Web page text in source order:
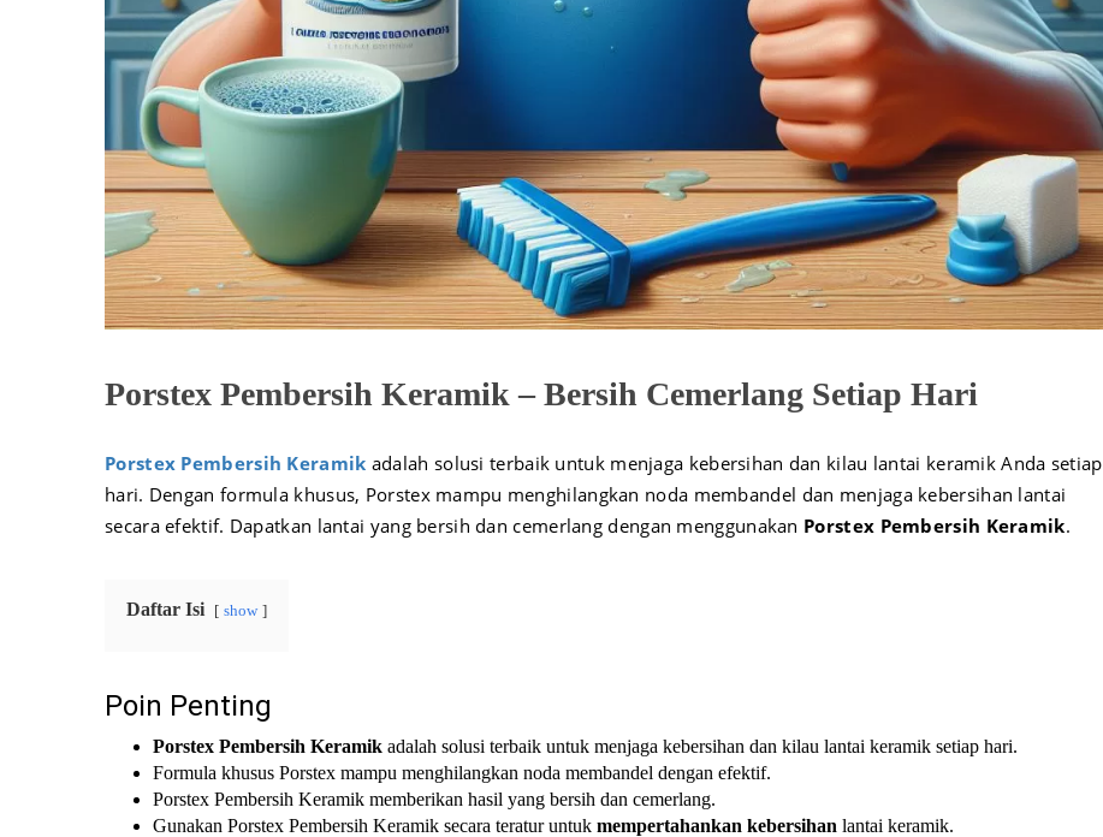
Porstex Pembersih Keramik – Bersih Cemerlang Setiap Hari
Porstex Pembersih Keramik adalah solusi terbaik untuk menjaga kebersihan dan kilau lantai keramik Anda setiap
hari. Dengan formula khusus, Porstex mampu menghilangkan noda membandel dan menjaga kebersihan lantai
secara efektif. Dapatkan lantai yang bersih dan cemerlang dengan menggunakan Porstex Pembersih Keramik.
Daftar Isi show
Poin Penting
Porstex Pembersih Keramik adalah solusi terbaik untuk menjaga kebersihan dan kilau lantai keramik setiap hari.
Formula khusus Porstex mampu menghilangkan noda membandel dengan efektif.
Porstex Pembersih Keramik memberikan hasil yang bersih dan cemerlang.
Gunakan Porstex Pembersih Keramik secara teratur untuk mempertahankan kebersihan lantai keramik.